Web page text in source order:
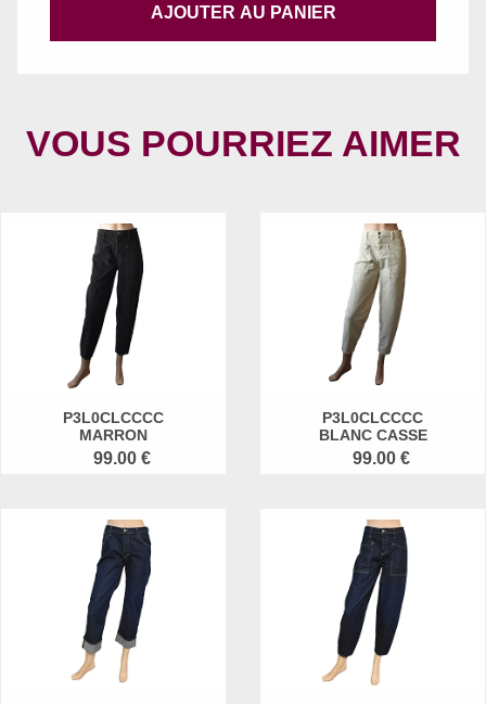
AJOUTER AU PANIER
VOUS POURRIEZ AIMER
P3L0CLCCCC
MARRON
99.00 €
P3L0CLCCCC
BLANC CASSE
99.00 €